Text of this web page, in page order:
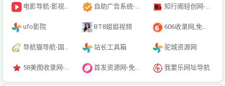
电影导航-影视导航-电影搜索-影视搜索-电影站收录 自助广告系统-自助广告源码-自助投放广告插件 知行阁轻创网-分享网络赚钱项目-全网首发副业项目实操平台-副业创业项目网
ufo影院 BT8姐姐视频 606收录网,免费自动秒收录网址,提供自动收录,网站导航大全源码,自动链,友情链接交换。
导航猫导航-国内专业的技术资源网分类平台 站长工具箱 驼城资源网
58美图收录网-自动收录网站-流量交换-自动链 首发资源网-免费资源下载-最新php源码下载-热门资源下载 我要乐网址导航